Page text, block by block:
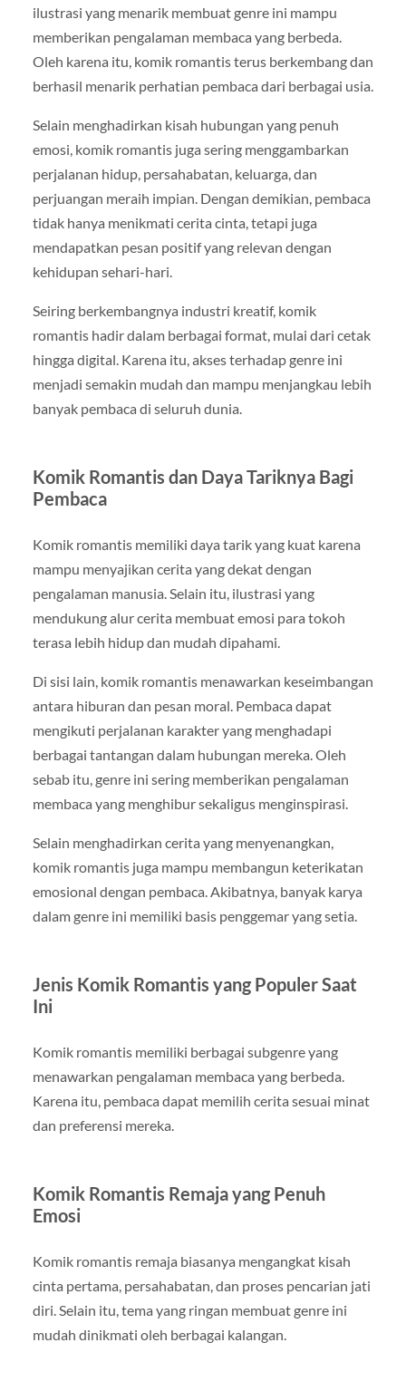
ilustrasi yang menarik membuat genre ini mampu
memberikan pengalaman membaca yang berbeda.
Oleh karena itu, komik romantis terus berkembang dan
berhasil menarik perhatian pembaca dari berbagai usia.
Selain menghadirkan kisah hubungan yang penuh
emosi, komik romantis juga sering menggambarkan
perjalanan hidup, persahabatan, keluarga, dan
perjuangan meraih impian. Dengan demikian, pembaca
tidak hanya menikmati cerita cinta, tetapi juga
mendapatkan pesan positif yang relevan dengan
kehidupan sehari-hari.
Seiring berkembangnya industri kreatif, komik
romantis hadir dalam berbagai format, mulai dari cetak
hingga digital. Karena itu, akses terhadap genre ini
menjadi semakin mudah dan mampu menjangkau lebih
banyak pembaca di seluruh dunia.
Komik Romantis dan Daya Tariknya Bagi
Pembaca
Komik romantis memiliki daya tarik yang kuat karena
mampu menyajikan cerita yang dekat dengan
pengalaman manusia. Selain itu, ilustrasi yang
mendukung alur cerita membuat emosi para tokoh
terasa lebih hidup dan mudah dipahami.
Di sisi lain, komik romantis menawarkan keseimbangan
antara hiburan dan pesan moral. Pembaca dapat
mengikuti perjalanan karakter yang menghadapi
berbagai tantangan dalam hubungan mereka. Oleh
sebab itu, genre ini sering memberikan pengalaman
membaca yang menghibur sekaligus menginspirasi.
Selain menghadirkan cerita yang menyenangkan,
komik romantis juga mampu membangun keterikatan
emosional dengan pembaca. Akibatnya, banyak karya
dalam genre ini memiliki basis penggemar yang setia.
Jenis Komik Romantis yang Populer Saat
Ini
Komik romantis memiliki berbagai subgenre yang
menawarkan pengalaman membaca yang berbeda.
Karena itu, pembaca dapat memilih cerita sesuai minat
dan preferensi mereka.
Komik Romantis Remaja yang Penuh
Emosi
Komik romantis remaja biasanya mengangkat kisah
cinta pertama, persahabatan, dan proses pencarian jati
diri. Selain itu, tema yang ringan membuat genre ini
mudah dinikmati oleh berbagai kalangan.